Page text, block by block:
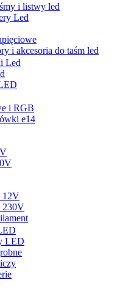
i listwy led
Led
i akcesoria do taśm led
Led
i RGB
e14
12V
230V
LED